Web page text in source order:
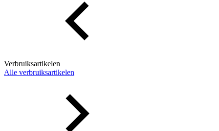
Verbruiksartikelen
Alle verbruiksartikelen